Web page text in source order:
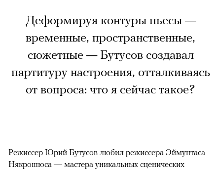
Деформируя контуры пьесы —
временные, пространственные,
сюжетные — Бутусов создавал
партитуру настроения, отталкиваясь
от вопроса: что я сейчас такое?
Режиссер Юрий Бутусов любил режиссера Эймунтаса
Някрошюса — мастера уникальных сценических